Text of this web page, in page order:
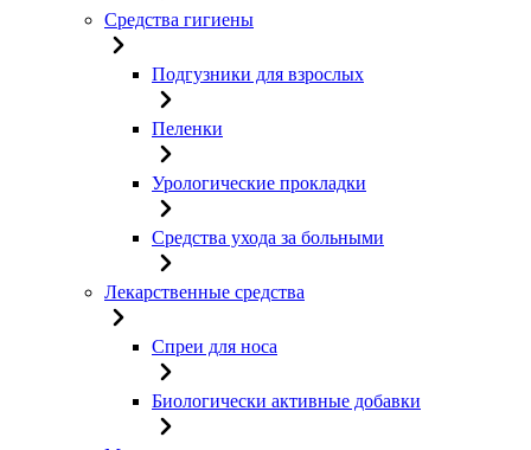
Средства гигиены
Подгузники для взрослых
Пеленки
Урологические прокладки
Средства ухода за больными
Лекарственные средства
Спреи для носа
Биологически активные добавки